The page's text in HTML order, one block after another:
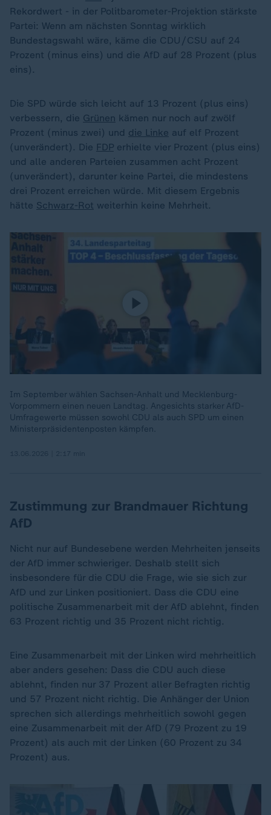
Rekordwert - in der Politbarometer-Projektion stärkste
Partei: Wenn am nächsten Sonntag wirklich
Bundestagswahl wäre, käme die CDU/CSU auf 24
Prozent (minus eins) und die AfD auf 28 Prozent (plus
eins).
Die SPD würde sich leicht auf 13 Prozent (plus eins)
verbessern, die Grünen kämen nur noch auf zwölf
Prozent (minus zwei) und die Linke auf elf Prozent
(unverändert). Die FDP erhielte vier Prozent (plus eins)
und alle anderen Parteien zusammen acht Prozent
(unverändert), darunter keine Partei, die mindestens
drei Prozent erreichen würde. Mit diesem Ergebnis
hätte Schwarz-Rot weiterhin keine Mehrheit.
Im September wählen Sachsen-Anhalt und Mecklenburg-
Vorpommern einen neuen Landtag. Angesichts starker AfD-
Umfragewerte müssen sowohl CDU als auch SPD um einen
Ministerpräsidentenposten kämpfen.
Zustimmung zur Brandmauer Richtung
AfD
Nicht nur auf Bundesebene werden Mehrheiten jenseits
der AfD immer schwieriger. Deshalb stellt sich
insbesondere für die CDU die Frage, wie sie sich zur
AfD und zur Linken positioniert. Dass die CDU eine
politische Zusammenarbeit mit der AfD ablehnt, finden
63 Prozent richtig und 35 Prozent nicht richtig.
Eine Zusammenarbeit mit der Linken wird mehrheitlich
aber anders gesehen: Dass die CDU auch diese
ablehnt, finden nur 37 Prozent aller Befragten richtig
und 57 Prozent nicht richtig. Die Anhänger der Union
sprechen sich allerdings mehrheitlich sowohl gegen
eine Zusammenarbeit mit der AfD (79 Prozent zu 19
Prozent) als auch mit der Linken (60 Prozent zu 34
Prozent) aus.